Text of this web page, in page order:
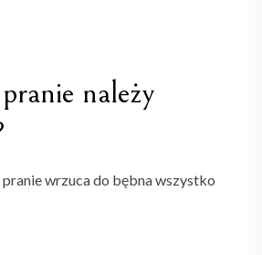
należy
wrzuca do bębna wszystko